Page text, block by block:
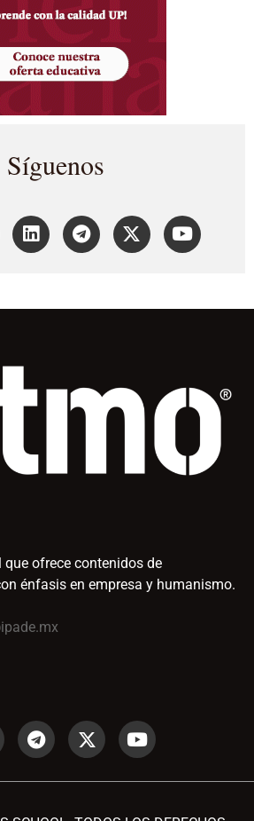
Síguenos
ofrece contenidos de
énfasis en empresa y humanismo.